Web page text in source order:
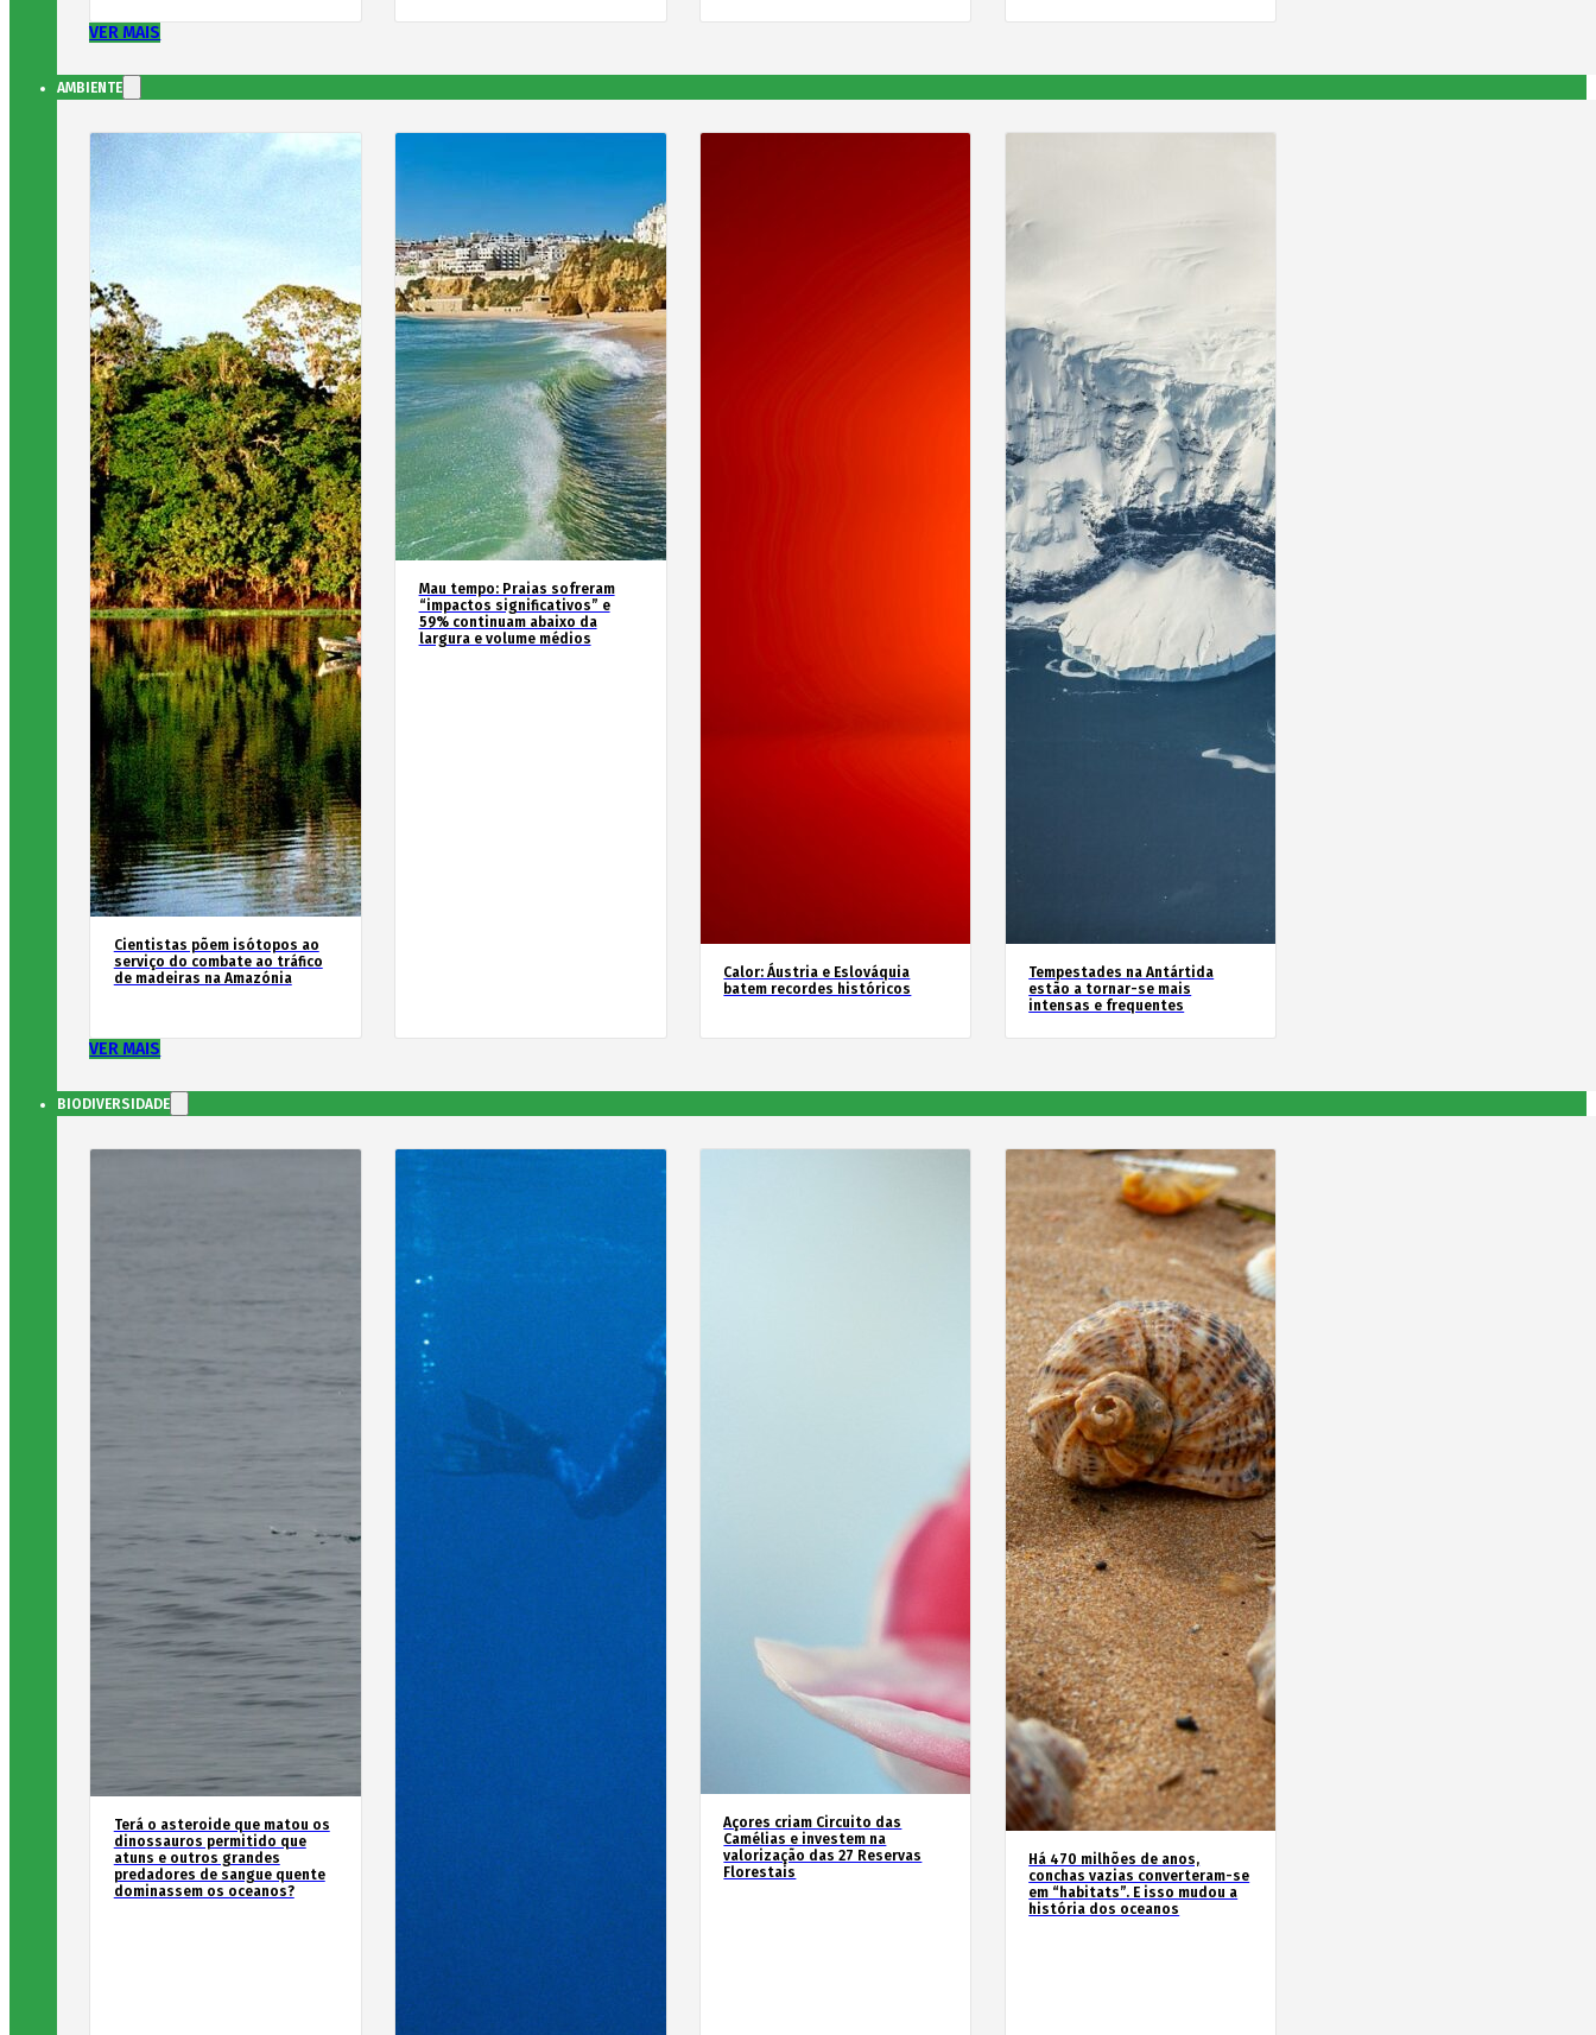
VER MAIS
AMBIENTE
Cientistas põem isótopos ao
serviço do combate ao tráfico
de madeiras na Amazónia
Mau tempo: Praias sofreram
“impactos significativos” e
59% continuam abaixo da
largura e volume médios
Calor: Áustria e Eslováquia
batem recordes históricos
Tempestades na Antártida
estão a tornar-se mais
intensas e frequentes
VER MAIS
BIODIVERSIDADE
Terá o asteroide que matou os
dinossauros permitido que
atuns e outros grandes
predadores de sangue quente
dominassem os oceanos?
Açores criam Circuito das
Camélias e investem na
valorização das 27 Reservas
Florestais
Há 470 milhões de anos,
conchas vazias converteram-se
em “habitats”. E isso mudou a
história dos oceanos